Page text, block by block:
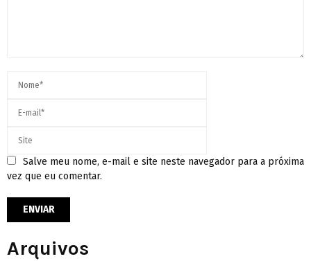
Salve meu nome, e-mail e site neste navegador para a próxima
vez que eu comentar.
Arquivos